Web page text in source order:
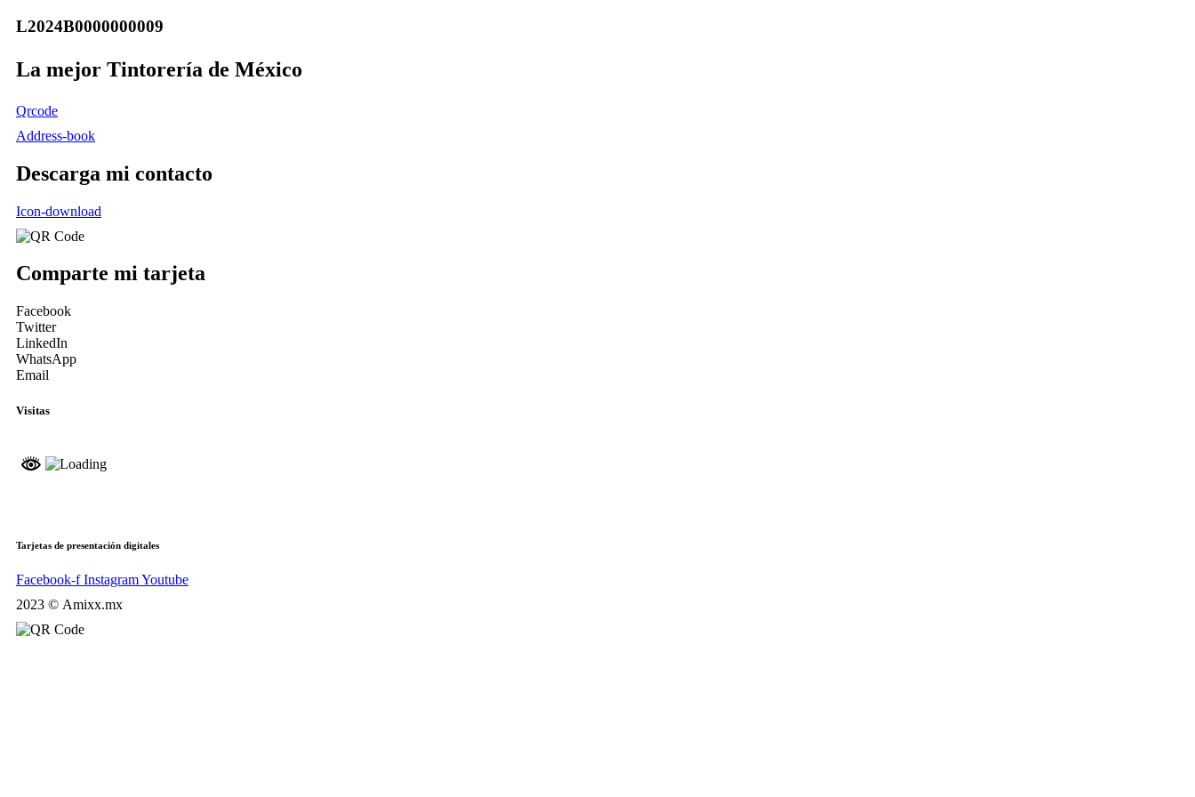
L2024B0000000009
La mejor Tintorería de México
Qrcode
Address-book
Descarga mi contacto
Icon-download
Comparte mi tarjeta
Facebook
Twitter
LinkedIn
WhatsApp
Email
Visitas
Tarjetas de presentación digitales
Facebook-f InstagramYoutube
2023 © Amixx.mx